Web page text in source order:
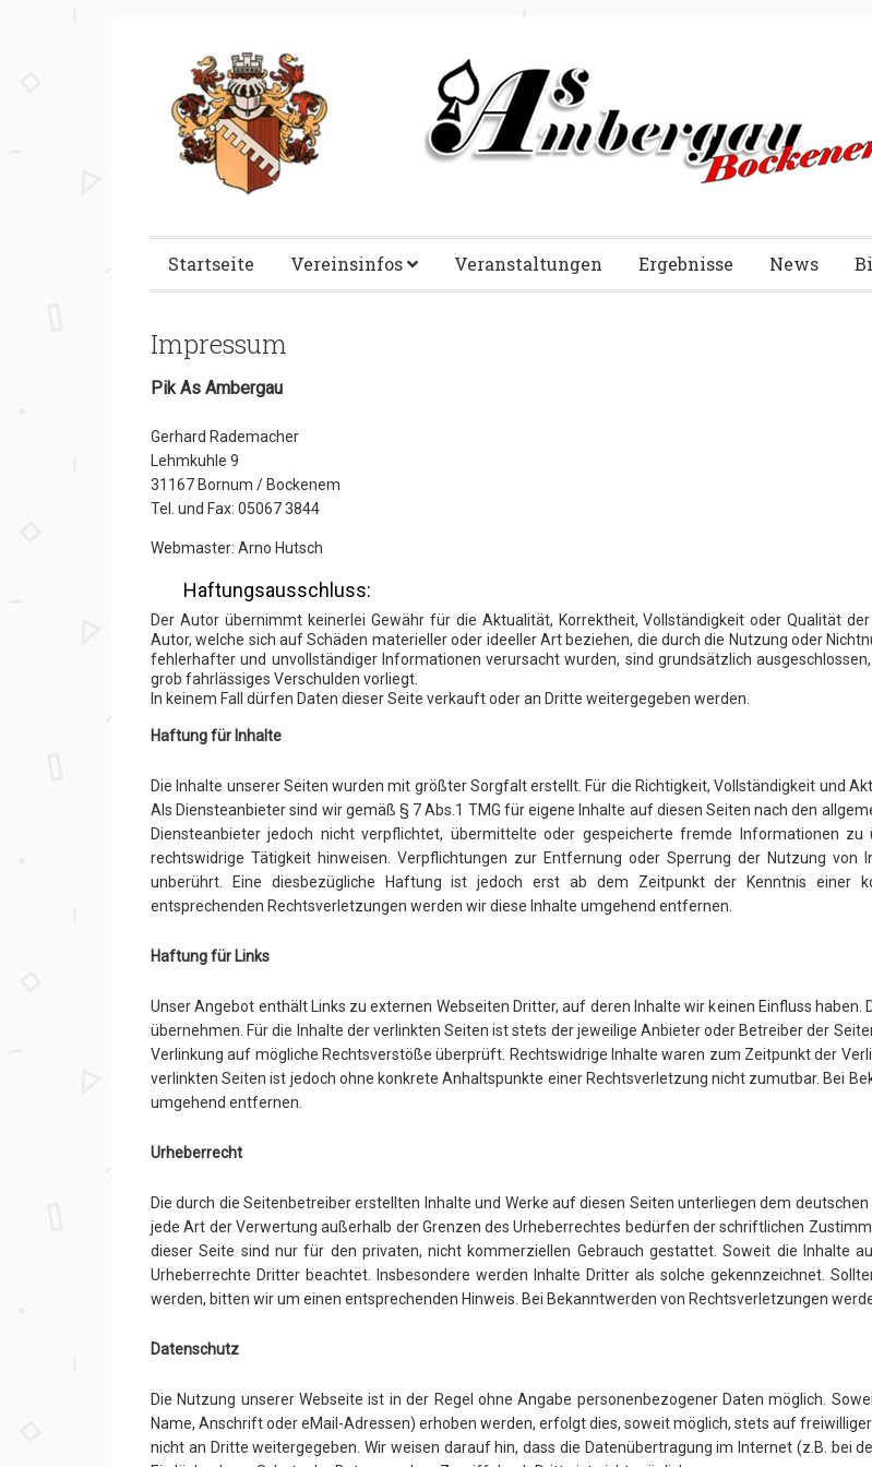
Startseite Vereinsinfos Veranstaltungen Ergebnisse News
Impressum
Pik As Ambergau
Gerhard Rademacher
Lehmkuhle 9
31167 Bornum / Bockenem
Tel. und Fax: 05067 3844
Webmaster: Arno Hutsch
Haftungsausschluss:
Der Autor übernimmt keinerlei Gewähr für die Aktualität, Korrektheit, Vollständigkeit oder Qualität
Autor, welche sich auf Schäden materieller oder ideeller Art beziehen, die durch die Nutzung oder
fehlerhafter und unvollständiger Informationen verursacht wurden, sind grundsätzlich
grob fahrlässiges Verschulden vorliegt.
In keinem Fall dürfen Daten dieser Seite verkauft oder an Dritte weitergegeben werden.
Haftung für Inhalte
Die Inhalte unserer Seiten wurden mit größter Sorgfalt erstellt. Für die Richtigkeit, Vollständigkeit und
Als Diensteanbieter sind wir gemäß § 7 Abs.1 TMG für eigene Inhalte auf diesen Seiten nach den
Diensteanbieter jedoch nicht verpflichtet, übermittelte oder gespeicherte fremde Informationen
rechtswidrige Tätigkeit hinweisen. Verpflichtungen zur Entfernung oder Sperrung der Nutzung von
unberührt. Eine diesbezügliche Haftung ist jedoch erst ab dem Zeitpunkt der Kenntnis einer
entsprechenden Rechtsverletzungen werden wir diese Inhalte umgehend entfernen.
Haftung für Links
Unser Angebot enthält Links zu externen Webseiten Dritter, auf deren Inhalte wir keinen Einfluss
übernehmen. Für die Inhalte der verlinkten Seiten ist stets der jeweilige Anbieter oder Betreiber der
Verlinkung auf mögliche Rechtsverstöße überprüft. Rechtswidrige Inhalte waren zum Zeitpunkt der
verlinkten Seiten ist jedoch ohne konkrete Anhaltspunkte einer Rechtsverletzung nicht zumutbar. Bei
umgehend entfernen.
Urheberrecht
Die durch die Seitenbetreiber erstellten Inhalte und Werke auf diesen Seiten unterliegen dem
jede Art der Verwertung außerhalb der Grenzen des Urheberrechtes bedürfen der schriftlichen
dieser Seite sind nur für den privaten, nicht kommerziellen Gebrauch gestattet. Soweit die Inhalte
Urheberrechte Dritter beachtet. Insbesondere werden Inhalte Dritter als solche gekennzeichnet.
werden, bitten wir um einen entsprechenden Hinweis. Bei Bekanntwerden von Rechtsverletzungen
Datenschutz
Die Nutzung unserer Webseite ist in der Regel ohne Angabe personenbezogener Daten möglich.
Name, Anschrift oder eMail-Adressen) erhoben werden, erfolgt dies, soweit möglich, stets auf
nicht an Dritte weitergegeben. Wir weisen darauf hin, dass die Datenübertragung im Internet (z.B. bei